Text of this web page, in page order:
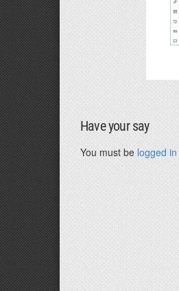
Have your say
You must be logged in